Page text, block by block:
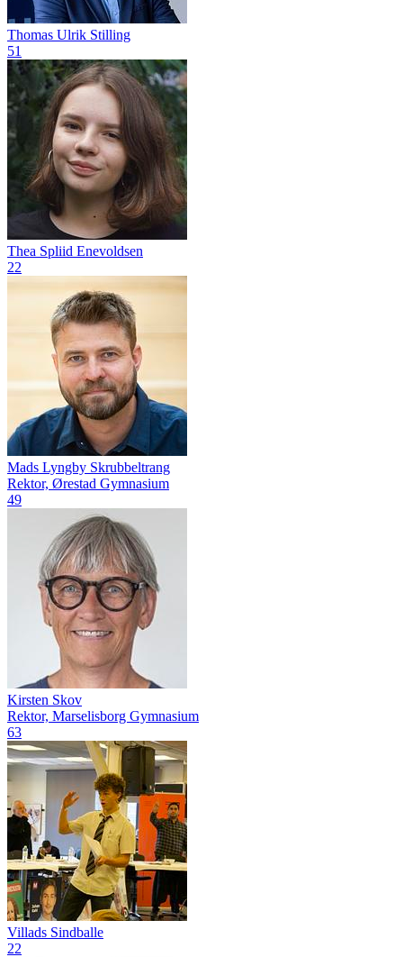
Thomas Ulrik Stilling
51
Thea Spliid Enevoldsen
22
Mads Lyngby Skrubbeltrang
Rektor, Ørestad Gymnasium
49
Kirsten Skov
Rektor, Marselisborg Gymnasium
63
Villads Sindballe
22